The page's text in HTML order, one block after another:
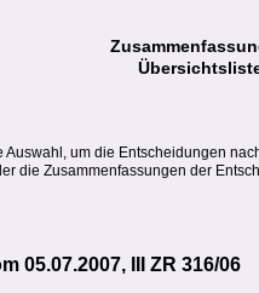
Auswahl, um die Entscheidungen
die Zusammenfassungen der
05.07.2007, III ZR 316/06